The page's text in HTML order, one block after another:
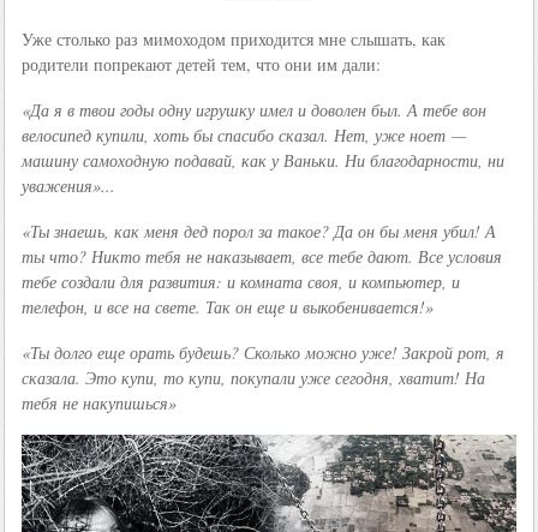
Уже столько раз мимоходом приходится мне слышать, как
родители попрекают детей тем, что они им дали:
«Да я в твои годы одну игрушку имел и доволен был. А тебе вон
велосипед купили, хоть бы спасибо сказал. Нет, уже ноет —
машину самоходную подавай, как у Ваньки. Ни благодарности, ни
уважения»...
«Ты знаешь, как меня дед порол за такое? Да он бы меня убил! А
ты что? Никто тебя не наказывает, все тебе дают. Все условия
тебе создали для развития: и комната своя, и компьютер, и
телефон, и все на свете. Так он еще и выкобенивается!»
«Ты долго еще орать будешь? Сколько можно уже! Закрой рот, я
сказала. Это купи, то купи, покупали уже сегодня, хватит! На
тебя не накупишься»